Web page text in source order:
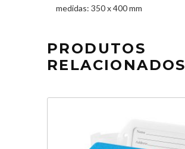
medidas: 350 x 400 mm
PRODUTOS
RELACIONADOS